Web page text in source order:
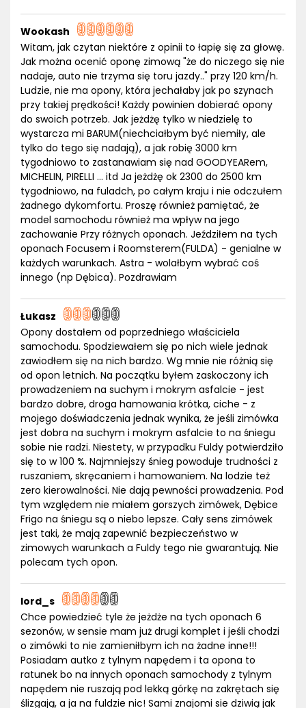
Wookash
Witam, jak czytan niektóre z opinii to łapię się za głowę.
Jak można ocenić oponę zimową "że do niczego się nie
nadaje, auto nie trzyma się toru jazdy.." przy 120 km/h.
Ludzie, nie ma opony, która jechałaby jak po szynach
przy takiej prędkości! Każdy powinien dobierać opony
do swoich potrzeb. Jak jeżdżę tylko w niedzielę to
wystarcza mi BARUM(niechciałbym być niemiły, ale
tylko do tego się nadają), a jak robię 3000 km
tygodniowo to zastanawiam się nad GOODYEARem,
MICHELIN, PIRELLI ... itd Ja jeżdżę ok 2300 do 2500 km
tygodniowo, na fuladch, po całym kraju i nie odczułem
żadnego dykomfortu. Proszę również pamiętać, że
model samochodu również ma wpływ na jego
zachowanie Przy różnych oponach. Jeździłem na tych
oponach Focusem i Roomsterem(FULDA) - genialne w
każdych warunkach. Astra - wolałbym wybrać coś
innego (np Dębica). Pozdrawiam
Łukasz
Opony dostałem od poprzedniego właściciela
samochodu. Spodziewałem się po nich wiele jednak
zawiodłem się na nich bardzo. Wg mnie nie różnią się
od opon letnich. Na początku byłem zaskoczony ich
prowadzeniem na suchym i mokrym asfalcie - jest
bardzo dobre, droga hamowania krótka, ciche - z
mojego doświadczenia jednak wynika, że jeśli zimówka
jest dobra na suchym i mokrym asfalcie to na śniegu
sobie nie radzi. Niestety, w przypadku Fuldy potwierdziło
się to w 100 %. Najmniejszy śnieg powoduje trudności z
ruszaniem, skręcaniem i hamowaniem. Na lodzie też
zero kierowalności. Nie dają pewności prowadzenia. Pod
tym względem nie miałem gorszych zimówek, Dębice
Frigo na śniegu są o niebo lepsze. Cały sens zimówek
jest taki, że mają zapewnić bezpieczeństwo w
zimowych warunkach a Fuldy tego nie gwarantują. Nie
polecam tych opon.
lord_s
Chce powiedzieć tyle że jeżdże na tych oponach 6
sezonów, w sensie mam już drugi komplet i jeśli chodzi
o zimówki to nie zamieniłbym ich na żadne inne!!!
Posiadam autko z tylnym napędem i ta opona to
ratunek bo na innych oponach samochody z tylnym
napędem nie ruszają pod lekką górkę na zakrętach się
ślizgają, a ja na fuldzie nic! Sami znajomi sie dziwią jak